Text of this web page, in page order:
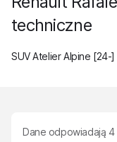
techniczne
SUV Atelier Alpine [24-]
Dane odpowiadają 4